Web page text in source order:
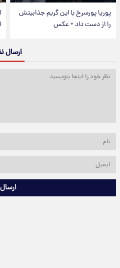
پوریا پورسرخ با این گریم جذابیتش
را از دست داد + عکس
ارسال
ارسال